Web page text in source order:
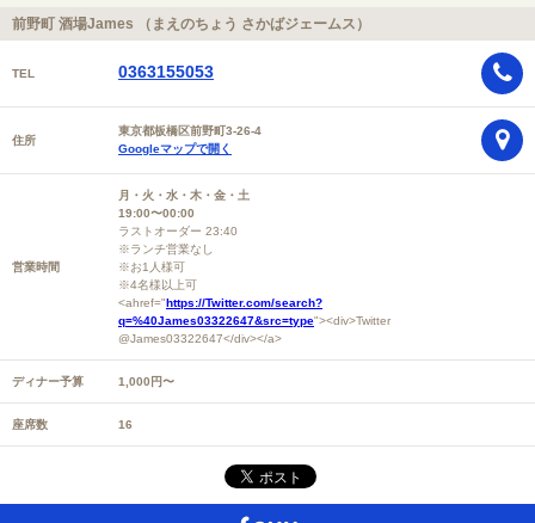
前野町 酒場James （まえのちょう さかばジェームス）
TEL 0363155053
住所
東京都板橋区前野町3-26-4
Googleマップで開く
営業時間
月・火・水・木・金・土
19:00〜00:00
ラストオーダー 23:40
※ランチ営業なし
※お1人様可
※4名様以上可
<ahref="https://Twitter.com/search?
q=%40James03322647&src=type"><div>Twitter
@James03322647</div></a>
ディナー予算 1,000円〜
座席数 16